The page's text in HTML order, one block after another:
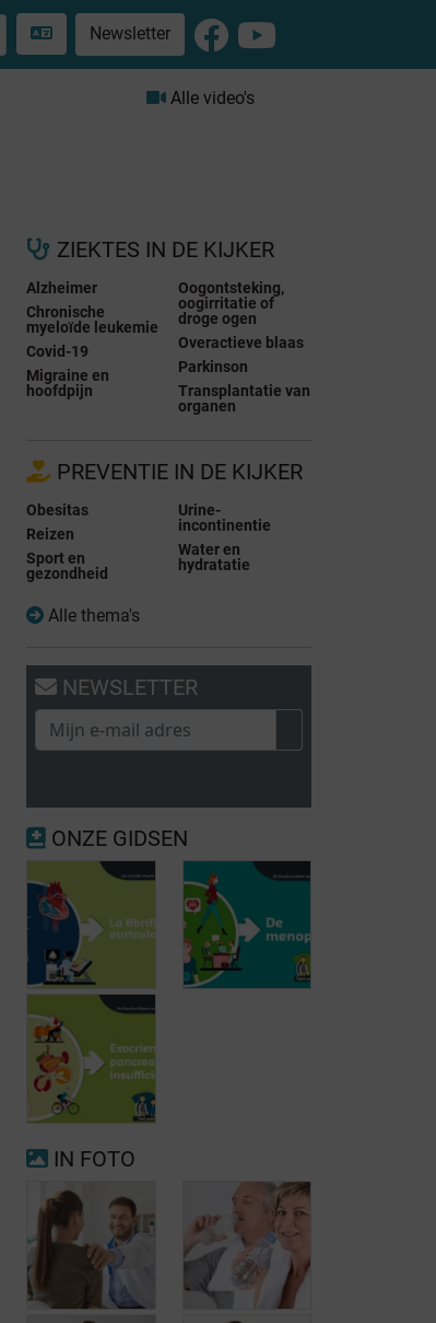
Newsletter
Alle video's
ZIEKTES IN DE KIJKER
Alzheimer
Chronische
myeloïde leukemie
Covid-19
Migraine en
hoofdpijn
Oogontsteking,
oogirritatie of
droge ogen
Overactieve blaas
Parkinson
Transplantatie van
organen
PREVENTIE IN DE KIJKER
Obesitas
Reizen
Sport en
gezondheid
Urine-
incontinentie
Water en
hydratatie
Alle thema's
NEWSLETTER
ONZE GIDSEN
Voorkamerfibrillatie
Exocriene
pancreas-
insufficiëntie
IN FOTO